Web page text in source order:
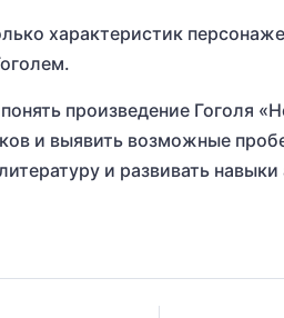
характеристик
произведение Гоголя
и выявить возможные
и развивать навыки